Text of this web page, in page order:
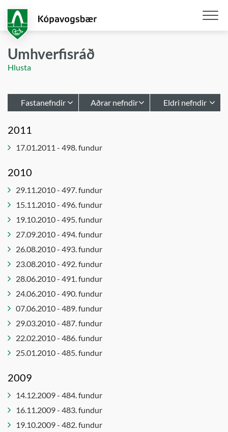
aðalefni
Umhverfisráð
Hlusta
Fastanefndir
byggingarfulltrúa
Bæjarráð
Embættisafgreiðslur
skipulagsfulltrúa
Forsætisnefnd
Innkaupanefnd
Jafnréttis-
og
mannréttindaráð
Leikskólanefnd
Lýðheilsu-
íþróttanefnd
Menningar
- og
mannlífsnefnd
og
umhverfisráð
Velferðar-
Aðrar nefndir
Lýðheilsa
í málefnum
fatlaðs
fólks
Stjórn
Íslands
Ungmennaráð
Öldungaráð
Eldri nefndir
Atvinnu- og
Byggingarnefnd
Embættisafgreiðslur
skipulagsstjóra
Ferlinefnd
Félagsmálaráð
Forvarna-
og
og
mannréttindanefnd
2011
17.01.2011 - 498. fundur
2010
29.11.2010 - 497. fundur
15.11.2010 - 496. fundur
19.10.2010 - 495. fundur
27.09.2010 - 494. fundur
26.08.2010 - 493. fundur
23.08.2010 - 492. fundur
28.06.2010 - 491. fundur
24.06.2010 - 490. fundur
07.06.2010 - 489. fundur
29.03.2010 - 487. fundur
22.02.2010 - 486. fundur
25.01.2010 - 485. fundur
2009
14.12.2009 - 484. fundur
16.11.2009 - 483. fundur
19.10.2009 - 482. fundur
Opna